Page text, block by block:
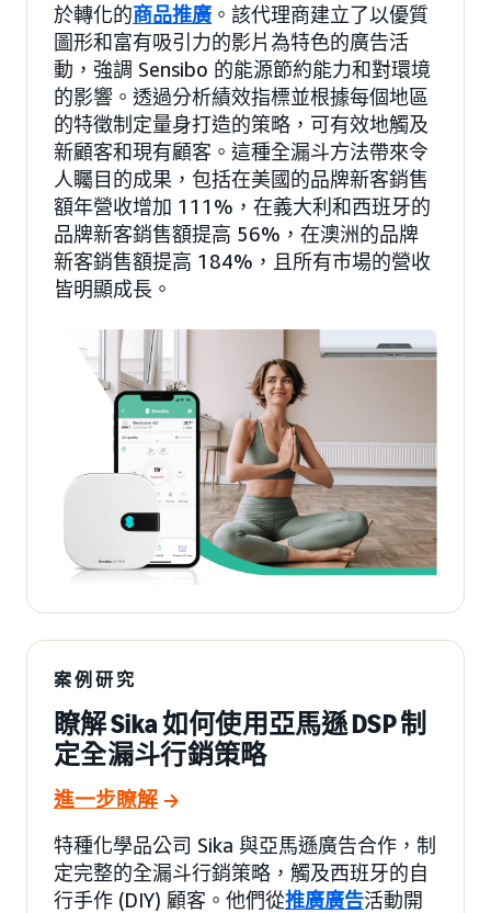
於轉化的商品推廣 。該代理商建立了以優質
圖形和富有吸引力的影片為特色的廣告活
動，強調 Sensibo 的能源節約能力和對環境
的影響。透過分析績效指標並根據每個地區
的特徵制定量身打造的策略，可有效地觸及
新顧客和現有顧客。這種全漏斗方法帶來令
人矚目的成果，包括在美國的品牌新客銷售
額年營收增加 111%，在義大利和西班牙的
品牌新客銷售額提高 56%，在澳洲的品牌
新客銷售額提高 184%，且所有市場的營收
皆明顯成長。
案例研究
瞭解 Sika 如何使用亞馬遜 DSP 制
定全漏斗行銷策略
進一步瞭解
特種化學品公司 Sika 與亞馬遜廣告合作，制
定完整的全漏斗行銷策略，觸及西班牙的自
行手作 (DIY) 顧客。他們從推廣廣告活動開